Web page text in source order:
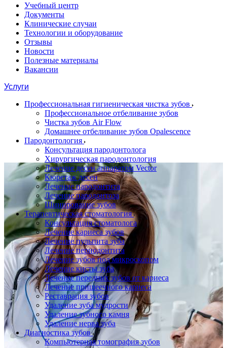
Учебный центр
Документы
Клинические случаи
Технологии и оборудование
Отзывы
Новости
Полезные материалы
Вакансии
Услуги
Профессиональная гигиеническая чистка зубов
Профессиональное отбеливание зубов
Чистка зубов Air Flow
Домашнее отбеливание зубов Opalescence
Пародонтология
Консультация пародонтолога
Хирургическая пародонтология
Лечение десен аппаратом Vector
Кюретаж десен
Лечение пародонтита
Лечение пародонтоза
Шинирование зубов
Терапевтическая стоматология
Консультация стоматолога
Лечение кариеса зубов
Лечение пульпита зуба
Лечение периодонтита
Лечение зубов под микроскопом
Лечение кисты зуба
Лечение передних зубов от кариеса
Лечение пришеечного кариеса
Реставрация зубов
Удаление зуба мудрости
Удаление зубного камня
Удаление нерва зуба
Диагностика зубов
Компьютерная томография зубов